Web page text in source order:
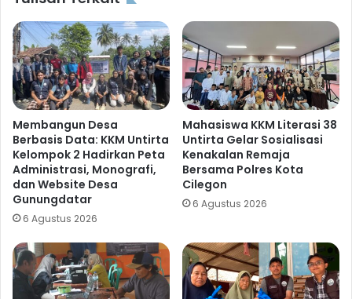
Membangun Desa
Berbasis Data: KKM Untirta
Kelompok 2 Hadirkan Peta
Administrasi, Monografi,
dan Website Desa
Gunungdatar
6 Agustus 2026
Mahasiswa KKM Literasi 38
Untirta Gelar Sosialisasi
Kenakalan Remaja
Bersama Polres Kota
Cilegon
6 Agustus 2026